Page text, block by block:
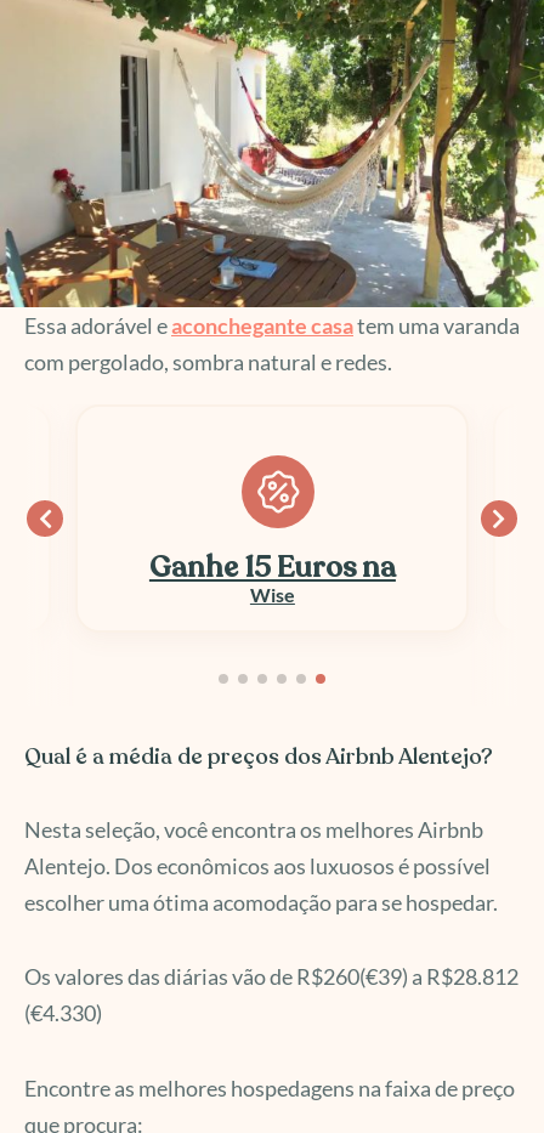
Essa adorável eaconchegante casatem uma varanda
com pergolado, sombra natural e redes.
Ganhe 15 Euros na
Wise
Qual é a média de preços dos Airbnb Alentejo?
Nesta seleção, você encontra os melhores Airbnb
Alentejo. Dos econômicos aos luxuosos é possível
escolher uma ótima acomodação para se hospedar.
Os valores das diárias vão de R$260(€39) a R$28.812
(€4.330)
Encontre as melhores hospedagens na faixa de preço
que procura: